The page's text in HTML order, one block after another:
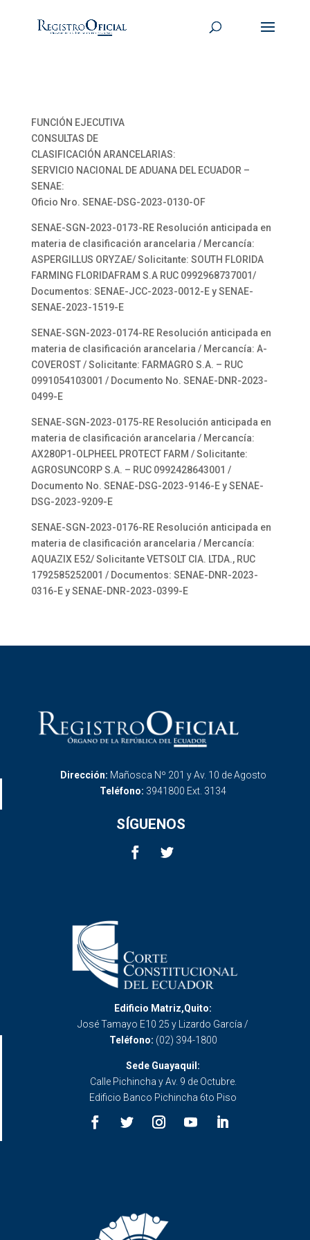
FUNCIÓN EJECUTIVA
CONSULTAS DE
CLASIFICACIÓN ARANCELARIAS:
SERVICIO NACIONAL DE ADUANA DEL ECUADOR –
SENAE:
Oficio Nro. SENAE-DSG-2023-0130-OF
SENAE-SGN-2023-0173-RE Resolución anticipada en
materia de clasificación arancelaria / Mercancía:
ASPERGILLUS ORYZAE/ Solicitante: SOUTH FLORIDA
FARMING FLORIDAFRAM S.A RUC 0992968737001/
Documentos: SENAE-JCC-2023-0012-E y SENAE-
SENAE-2023-1519-E
SENAE-SGN-2023-0174-RE Resolución anticipada en
materia de clasificación arancelaria / Mercancía: A-
COVEROST / Solicitante: FARMAGRO S.A. – RUC
0991054103001 / Documento No. SENAE-DNR-2023-
0499-E
SENAE-SGN-2023-0175-RE Resolución anticipada en
materia de clasificación arancelaria / Mercancía:
AX280P1-OLPHEEL PROTECT FARM / Solicitante:
AGROSUNCORP S.A. – RUC 0992428643001 /
Documento No. SENAE-DSG-2023-9146-E y SENAE-
DSG-2023-9209-E
SENAE-SGN-2023-0176-RE Resolución anticipada en
materia de clasificación arancelaria / Mercancía:
AQUAZIX E52/ Solicitante VETSOLT CIA. LTDA., RUC
1792585252001 / Documentos: SENAE-DNR-2023-
0316-E y SENAE-DNR-2023-0399-E
Dirección: Mañosca Nº 201 y Av. 10 de Agosto
Teléfono: 3941800 Ext. 3134
SÍGUENOS
Edificio Matriz,Quito:
José Tamayo E10 25 y Lizardo García /
Teléfono: (02) 394-1800
Sede Guayaquil:
Calle Pichincha y Av. 9 de Octubre.
Edificio Banco Pichincha 6to Piso